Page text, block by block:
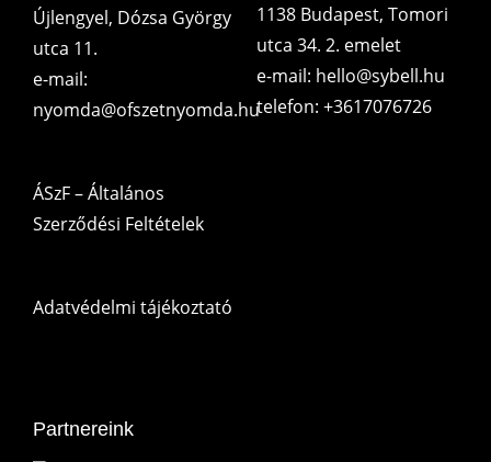
Újlengyel, Dózsa György
utca 11.
e-mail:
nyomda@ofszetnyomda.hu
ÁSzF – Általános
Szerződési Feltételek
Adatvédelmi tájékoztató
1138 Budapest, Tomori
utca 34. 2. emelet
e-mail: hello@sybell.hu
telefon: +3617076726
Partnereink